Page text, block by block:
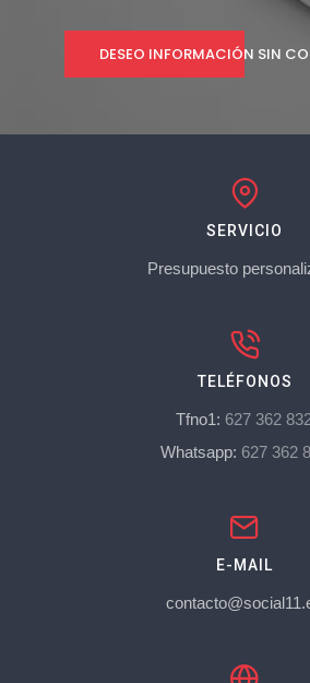
DESEO INFORMACIÓN SIN
SERVICIO
Presupuesto
TELÉFONOS
Tfno1: 627 362
Whatsapp: 627 362
E-MAIL